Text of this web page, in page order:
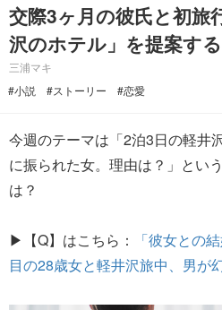
交際3ヶ月の彼氏と初旅
沢のホテル」を提案す
三浦マキ
#小説
#ストーリー #恋愛
今週のテーマは「2泊3日の軽井
に振られた女。理由は？」とい
は？
▶【Q】はこちら：
「彼女との
目の28歳女と軽井沢旅中、男が